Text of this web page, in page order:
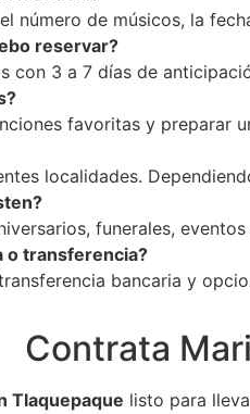
número de músicos, la
reservar?
con 3 a 7 días de
favoritas y preparar
localidades.
funerales,
o transferencia?
bancaria y
Contrata
Tlaquepaque listo para